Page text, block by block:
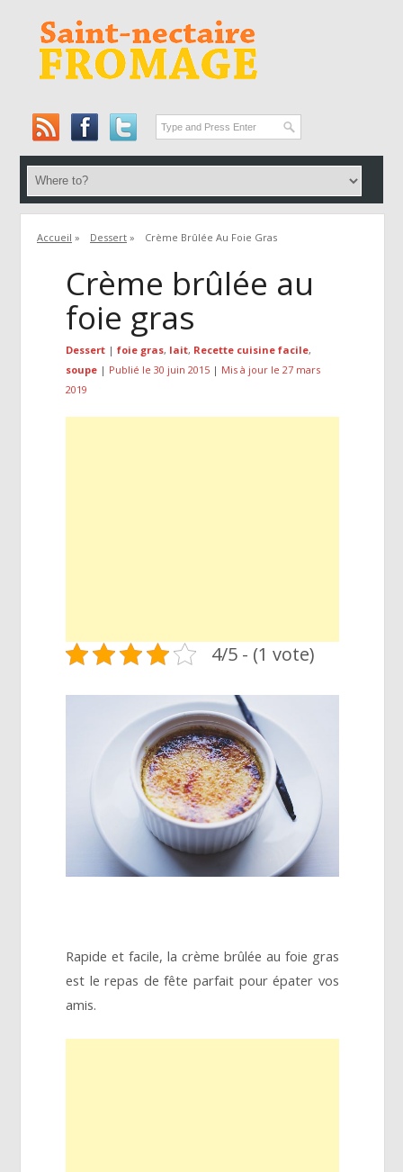
Accueil » Dessert » Crème Brûlée Au Foie Gras
Crème brûlée au
foie gras
Dessert |foie gras, lait, Recette cuisine facile,
soupe | Publié le 30 juin 2015 | Mis à jour le 27 mars
2019
4/5 - (1 vote)
Rapide et facile, la crème brûlée au foie gras
est le repas de fête parfait pour épater vos
amis.